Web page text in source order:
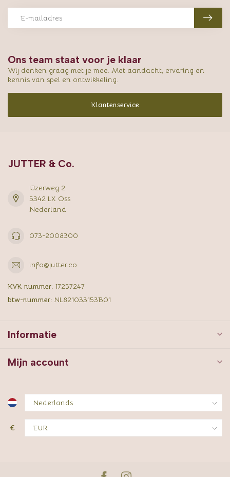
Ons team staat voor je klaar
Wij denken graag met je mee. Met aandacht, ervaring en
kennis van spel en ontwikkeling.
Klantenservice
JUTTER & Co.
IJzerweg 2
5342 LX Oss
Nederland
073-2008300
info@jutter.co
KVK nummer: 17257247
btw-nummer: NL821033153B01
Informatie
Mijn account
€